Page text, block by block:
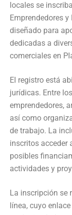
locales se
Emprendedores
diseñado para
dedicadas a
comerciales en
El registro está
jurídicas. Entre
emprendedores,
así como
de trabajo. La
inscritos acceder
posibles
actividades y
La inscripción se
línea, cuyo